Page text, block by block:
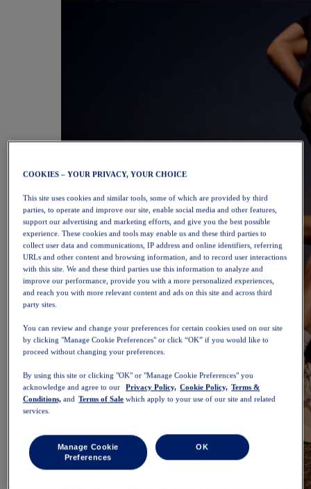
COOKIES – YOUR PRIVACY, YOUR CHOICE
This site uses cookies and similar tools, some of which are provided by third
parties, to operate and improve our site, enable social media and other features,
support our advertising and marketing efforts, and give you the best possible
experience. These cookies and tools may enable us and these third parties to
collect user data and communications, IP address and online identifiers, referring
URLs and other content and browsing information, and to record user interactions
with this site. We and these third parties use this information to analyze and
improve our performance, provide you with a more personalized experiences,
and reach you with more relevant content and ads on this site and across third
party sites.
You can review and change your preferences for certain cookies used on our site
by clicking "Manage Cookie Preferences" or click “OK” if you would like to
proceed without changing your preferences.
By using this site or clicking "OK" or "Manage Cookie Preferences" you
acknowledge and agree to our
Privacy Policy, Cookie Policy, Terms &
Conditions, and Terms of Sale which apply to your use of our site and related
services.
Manage Cookie
Preferences
OK